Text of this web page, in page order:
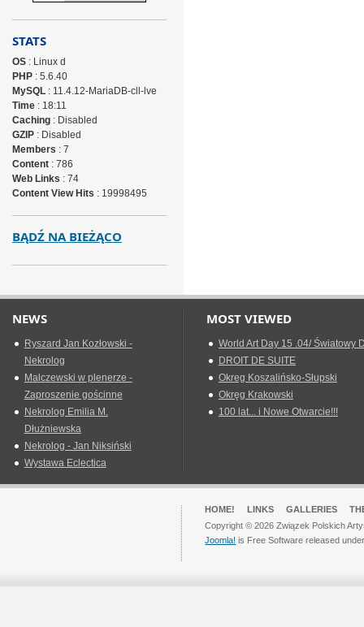
STATS
OS: Linux d
PHP: 5.6.40
MySQL: 11.4.12-MariaDB-cll-lve
Time: 18:11
Caching: Disabled
GZIP: Disabled
Members : 7
Content: 786
Web Links : 74
Content View Hits : 19998495
BĄDŹ NA BIEŻĄCO
NEWS
Ryszard Jan Kozłowski -
Nekrolog
Malczewski w plenerze -
Zaproszenie gościnne
Nekrolog Emilia M.
Dłużniewska
Nekrolog - Jan Niksiński
Wystawa Eclectica
MOST VIEWED
World Art Day 15 .04/ Światowy
DROIT DE SUITE
Okreg Koszalińsko-Słupski
Okręg Krakowski
100 lat... i Nowe Otwarcie!!!
HOME! LINKS GALLERIES
Copyright © 2026 Związek Polskich
Joomla! is Free Software released